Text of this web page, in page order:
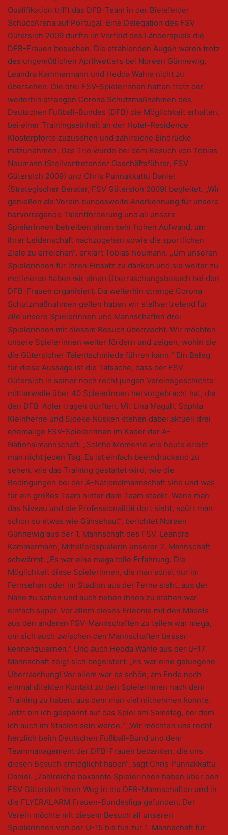
Qualifikation trifft das DFB-Team in der Bielefelder
SchücoArena auf Portugal. Eine Delegation des FSV
Gütersloh 2009 durfte im Vorfeld des Länderspiels die
DFB-Frauen besuchen. Die strahlenden Augen waren trotz
des ungemütlichen Aprilwetters bei Noreen Günnewig,
Leandra Kammermann und Hedda Wahle nicht zu
übersehen. Die drei FSV-Spielerinnen hatten trotz der
weiterhin strengen Corona Schutzmaßnahmen des
Deutschen Fußball-Bundes (DFB) die Möglichkeit erhalten,
bei einer Trainingseinheit an der Hotel-Residence
Klosterpforte zuzusehen und zahlreiche Eindrücke
mitzunehmen. Das Trio wurde bei dem Besuch von Tobias
Neumann (Stellvertretender Geschäftsführer, FSV
Gütersloh 2009) und Chris Punnakkattu Daniel
(Strategischer Berater, FSV Gütersloh 2009) begleitet. „Wir
genießen als Verein bundesweite Anerkennung für unsere
hervorragende Talentförderung und all unsere
Spielerinnen betreiben einen sehr hohen Aufwand, um
ihrer Leidenschaft nachzugehen sowie die sportlichen
Ziele zu erreichen“, erklärt Tobias Neumann. „Um unseren
Spielerinnen für ihren Einsatz zu danken und sie weiter zu
motivieren haben wir einen Überraschungsbesuch bei den
DFB-Frauen organisiert. Da weiterhin strenge Corona
Schutzmaßnahmen gelten haben wir stellvertretend für
alle unsere Spielerinnen und Mannschaften drei
Spielerinnen mit diesem Besuch überrascht. Wir möchten
unsere Spielerinnen weiter fördern und zeigen, wohin sie
die Gütersloher Talentschmiede führen kann.“ Ein Beleg
für diese Aussage ist die Tatsache, dass der FSV
Gütersloh in seiner noch recht jungen Vereinsgeschichte
mittlerweile über 40 Spielerinnen hervorgebracht hat, die
den DFB-Adler tragen durften. Mit Lina Magull, Sophia
Kleinherne und Sjoeke Nüsken stehen dabei aktuell drei
ehemalige FSV-Spielerinnen im Kader der A-
Nationalmannschaft. „Solche Momente wie heute erlebt
man nicht jeden Tag. Es ist einfach beeindruckend zu
sehen, wie das Training gestaltet wird, wie die
Bedingungen bei der A-Nationalmannschaft sind und was
für ein großes Team hinter dem Team steckt. Wenn man
das Niveau und die Professionalität dort sieht, spürt man
schon so etwas wie Gänsehaut“, berichtet Noreen
Günnewig aus der 1. Mannschaft des FSV. Leandra
Kammermann, Mittelfeldspielerin unserer 2. Mannschaft
schwärmt: „Es war eine mega tolle Erfahrung. Die
Möglichkeit diese Spielerinnen, die man sonst nur im
Fernsehen oder im Stadion aus der Ferne sieht, aus der
Nähe zu sehen und auch neben ihnen zu stehen war
einfach super. Vor allem dieses Erlebnis mit den Mädels
aus den anderen FSV-Mannschaften zu teilen war mega,
um sich auch zwischen den Mannschaften besser
kennenzulernen.“ Und auch Hedda Wahle aus der U-17
Mannschaft zeigt sich begeistert: „Es war eine gelungene
Überraschung! Vor allem war es schön, am Ende noch
einmal direkten Kontakt zu den Spielerinnen nach dem
Training zu haben, aus dem man viel mitnehmen konnte.
Jetzt bin ich gespannt auf das Spiel am Samstag, bei dem
ich auch im Stadion sein werde.“ „Wir möchten uns recht
herzlich beim Deutschen Fußball-Bund und dem
Teammanagement der DFB-Frauen bedanken, die uns
diesen Besuch ermöglicht haben“, sagt Chris Punnakkattu
Daniel. „Zahlreiche bekannte Spielerinnen haben über den
FSV Gütersloh ihren Weg in die DFB-Mannschaften und in
die FLYERALARM Frauen-Bundesliga gefunden. Der
Verein möchte mit diesem Besuch all unseren
Spielerinnen von der U-15 bis hin zur 1. Mannschaft für